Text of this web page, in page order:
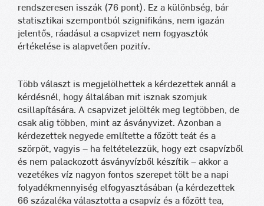
rendszeresen isszák (76 pont). Ez a különbség, bár
statisztikai szempontból szignifikáns, nem igazán
jelentős, ráadásul a csapvizet nem fogyasztók
értékelése is alapvetően pozitív.
Több választ is megjelölhettek a kérdezettek annál a
kérdésnél, hogy általában mit isznak szomjuk
csillapítására. A csapvizet jelölték meg legtöbben, de
csak alig többen, mint az ásványvizet. Azonban a
kérdezettek negyede említette a főzött teát és a
szörpöt, vagyis – ha feltételezzük, hogy ezt csapvízből
és nem palackozott ásványvízből készítik – akkor a
vezetékes víz nagyon fontos szerepet tölt be a napi
folyadékmennyiség elfogyasztásában (a kérdezettek
66 százaléka választotta a csapvíz és a főzött tea,